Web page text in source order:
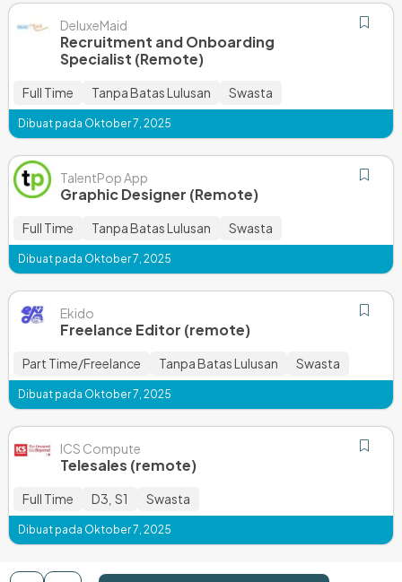
DeluxeMaid
Recruitment and Onboarding
Specialist (Remote)
Full Time Tanpa Batas Lulusan Swasta
Dibuat pada Oktober 7, 2025
TalentPop App
Graphic Designer (Remote)
Full Time Tanpa Batas Lulusan Swasta
Dibuat pada Oktober 7, 2025
Ekido
Freelance Editor (remote)
Part Time/Freelance Tanpa Batas Lulusan Swasta
Dibuat pada Oktober 7, 2025
ICS Compute
Telesales (remote)
Full Time D3, S1 Swasta
Dibuat pada Oktober 7, 2025